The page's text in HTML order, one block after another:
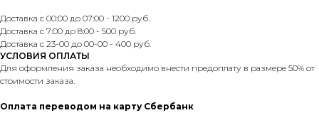
Доставка с 00:00 до 07:00 - 1200 руб.
Доставка с 7:00 до 8:00 - 500 руб.
Доставка с 23-00 до 00-00 - 400 руб.
УСЛОВИЯ ОПЛАТЫ
Для оформления заказа необходимо внести предоплату в размере 50% от
стоимости заказа.
Оплата переводом на карту Сбербанк